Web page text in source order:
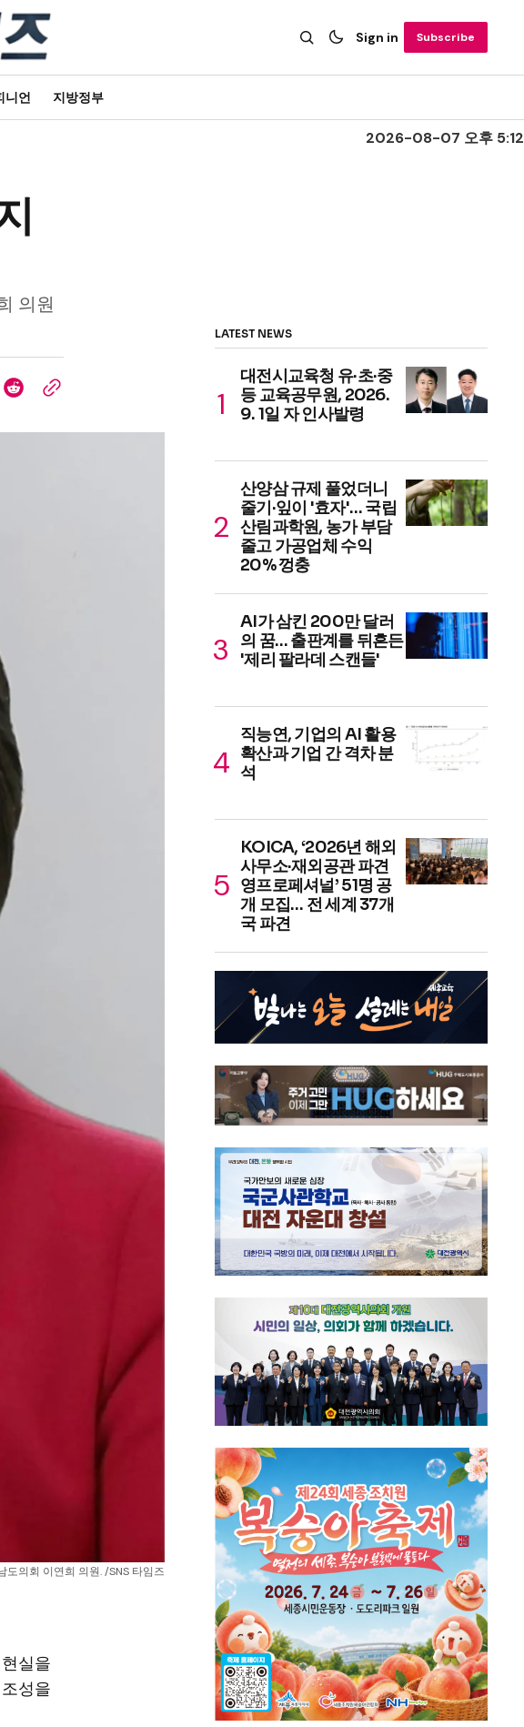
Sign in Subscribe
니언 지방정부
2026-08-07 오후 5:12
의원
도의회 이연희 의원. /SNS 타임즈
실을
성을
LATEST NEWS
대전시교육청 유·초·중
등 교육공무원, 2026.
9. 1일 자 인사발령
산양삼 규제 풀었더니
줄기·잎이 '효자'… 국립
산림과학원, 농가 부담
줄고 가공업체 수익
20% 껑충
AI가 삼킨 200만 달러
의 꿈… 출판계를 뒤흔든
'제리 팔라데 스캔들'
직능연, 기업의 AI 활용
확산과 기업 간 격차 분
석
KOICA, ‘2026년 해외
사무소·재외공관 파견
영프로페셔널’ 51명 공
개 모집… 전 세계 37개
국 파견